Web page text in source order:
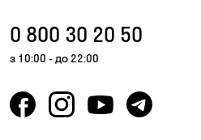
0 800 30 20 50
з 10:00 - до 22:00